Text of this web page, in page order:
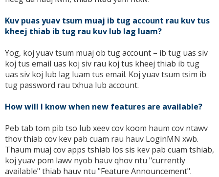
Kuv puas yuav tsum muaj ib tug account rau kuv tus
kheej thiab ib tug rau kuv lub lag luam?
Yog, koj yuav tsum muaj ob tug account – ib tug uas siv
koj tus email uas koj siv rau koj tus kheej thiab ib tug
uas siv koj lub lag luam tus email. Koj yuav tsum tsim ib
tug password rau txhua lub account.
How will I know when new features are available?
Peb tab tom pib tso lub xeev cov koom haum cov ntawv
thov thiab cov kev pab cuam rau hauv LoginMN xwb.
Thaum muaj cov apps tshiab los sis kev pab cuam tshiab,
koj yuav pom lawv nyob hauv qhov ntu "currently
available" thiab hauv ntu "Feature Announcement".